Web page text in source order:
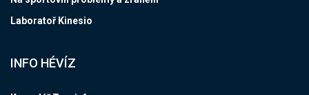
Laboratoř Kinesio
INFO HÉVÍZ